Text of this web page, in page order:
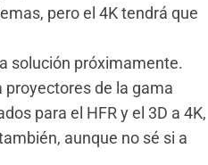
pero el 4K tendrá que
solución próximamente.
proyectores de la gama
para el HFR y el 3D a 4K,
aunque no sé si a